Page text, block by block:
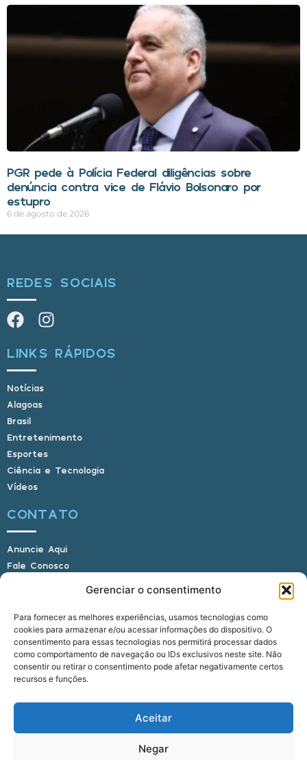
Gerenciar o consentimento
Para fornecer as melhores experiências, usamos tecnologias como
cookies para armazenar e/ou acessar informações do dispositivo. O
consentimento para essas tecnologias nos permitirá processar dados
como comportamento de navegação ou IDs exclusivos neste site. Não
consentir ou retirar o consentimento pode afetar negativamente certos
recursos e funções.
Aceitar
Negar
PGR pede à Polícia Federal diligências sobre
denúncia contra vice de Flávio Bolsonaro por
estupro
6 de agosto de 2026
REDES SOCIAIS
LINKS RÁPIDOS
Notícias
Alagoas
Brasil
Entretenimento
Esportes
Ciência e Tecnologia
Vídeos
CONTATO
Anuncie Aqui
Fale Conosco
E-mail: alagoasbrasilnoticias@gmail.com
Telefone: (82) 9 9691-0391 (Whatsapp)
Responsável Técnico: Crysthyan Carlos
Rua do Sau - Centro - Anadia - AL - CEP:
© 2022 - 2026 Alagoas Brasil Notícias. Todos os
direitos reservados.